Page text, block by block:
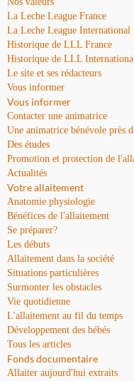
La Leche League France
La Leche League International
Historique de LLL France
Historique de LLL
Le site et ses rédacteurs
Vous informer
Vous informer
Contacter une animatrice
Une animatrice bénévole près
Des études
Promotion et protection de
Actualités
Votre allaitement
Anatomie physiologie
Bénéfices de l'allaitement
Se préparer?
Les débuts
Allaitement dans la société
Situations particulières
Surmonter les obstacles
Vie quotidienne
L'allaitement au fil du temps
Développement des bébés
Tous les articles
Fonds documentaire
Allaiter aujourd'hui extraits